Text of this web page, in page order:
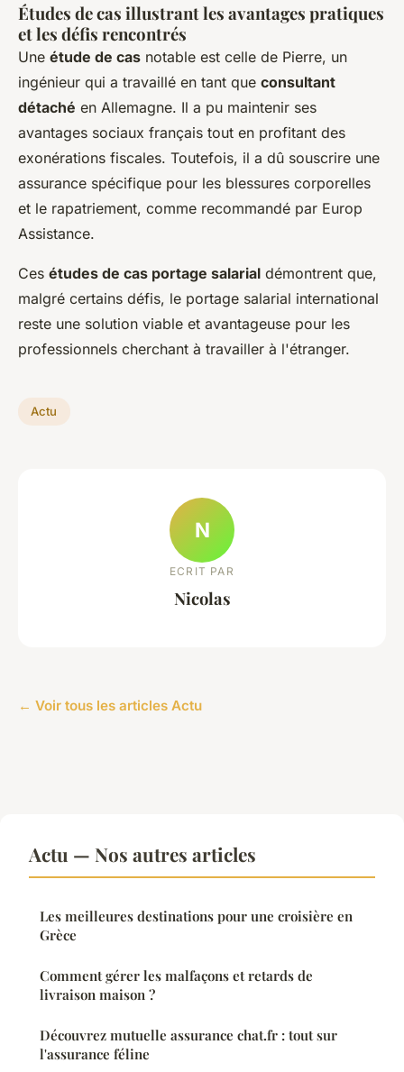
Études de cas illustrant les avantages pratiques
et les défis rencontrés
Une étude de cas notable est celle de Pierre, un
ingénieur qui a travaillé en tant que consultant
détaché en Allemagne. Il a pu maintenir ses
avantages sociaux français tout en profitant des
exonérations fiscales. Toutefois, il a dû souscrire une
assurance spécifique pour les blessures corporelles
et le rapatriement, comme recommandé par Europ
Assistance.
Ces études de cas portage salarial démontrent que,
malgré certains défis, le portage salarial international
reste une solution viable et avantageuse pour les
professionnels cherchant à travailler à l'étranger.
Actu
N
ECRIT PAR
Nicolas
← Voir tous les articles Actu
Actu — Nos autres articles
Les meilleures destinations pour une croisière en
Grèce
Comment gérer les malfaçons et retards de
livraison maison ?
Découvrez mutuelle assurance chat.fr : tout sur
l'assurance féline